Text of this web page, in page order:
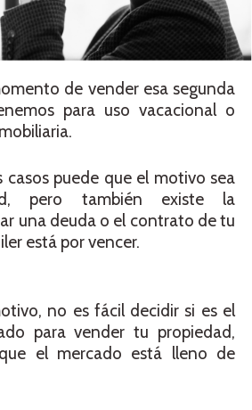
de vender esa segunda
para uso vacacional o
casos puede que el motivo sea
pero también existe la
una deuda o el contrato de tu
está por vencer.
no es fácil decidir si es el
para vender tu propiedad,
el mercado está lleno de